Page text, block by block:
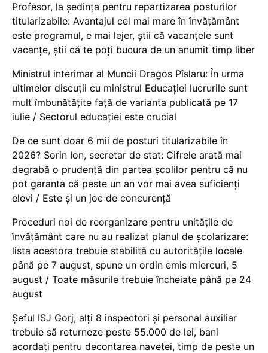
Profesor, la ședința pentru repartizarea posturilor
titularizabile: Avantajul cel mai mare în învățământ
este programul, e mai lejer, știi că vacanțele sunt
vacanţe, știi că te poți bucura de un anumit timp liber
Ministrul interimar al Muncii Dragos Pîslaru: În urma
ultimelor discuții cu ministrul Educației lucrurile sunt
mult îmbunătățite față de varianta publicată pe 17
iulie / Sectorul educației este crucial
De ce sunt doar 6 mii de posturi titularizabile în
2026? Sorin Ion, secretar de stat: Cifrele arată mai
degrabă o prudență din partea școlilor pentru că nu
pot garanta că peste un an vor mai avea suficienți
elevi / Este și un joc de concurență
Proceduri noi de reorganizare pentru unitățile de
învățământ care nu au realizat planul de școlarizare:
lista acestora trebuie stabilită cu autoritățile locale
până pe 7 august, spune un ordin emis miercuri, 5
august / Toate măsurile trebuie încheiate până pe 24
august
Șeful ISJ Gorj, alți 8 inspectori și personal auxiliar
trebuie să returneze peste 55.000 de lei, bani
acordați pentru decontarea navetei, timp de peste un